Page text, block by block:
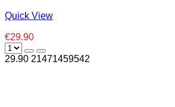
Quick View
€29.90
29.90 21471459542